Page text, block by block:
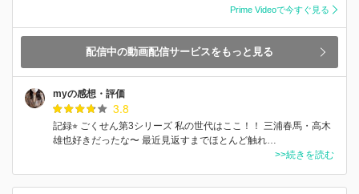
Prime Videoで今すぐ見る
配信中の動画配信サービスをもっと見る
myの感想・評価
3.8
記録⭐︎ ごくせん第3シリーズ 私の世代はここ！！ 三浦春馬・高木
雄也好きだったな〜 最近見返すまでほとんど触れ…
>>続きを読む